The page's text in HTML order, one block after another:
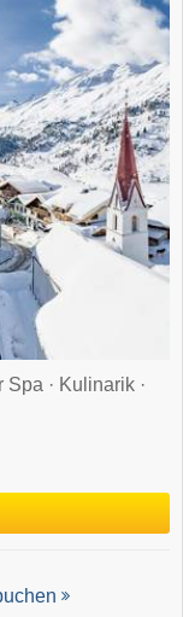
· Kulinarik ·